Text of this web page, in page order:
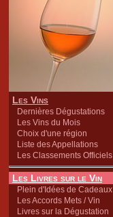
Les Vins
Dernières Dégustations
Les Vins du Mois
Choix d'une région
Liste des Appellations
Les Classements Officiels
Les Livres sur le Vin
Plein d'Idées de Cadeaux
Les Accords Mets / Vin
Livres sur la Dégustation